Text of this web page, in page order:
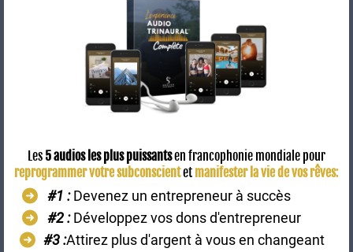
Les 5 audios les plus puissantsen francophonie mondiale pour
reprogrammer votre subconscientet manifester la vie de vos rêves:
#1 :Devenez un entrepreneur à succès
#2 :Développez vos dons d'entrepreneur
#3 :Attirez plus d'argent à vous en changeant